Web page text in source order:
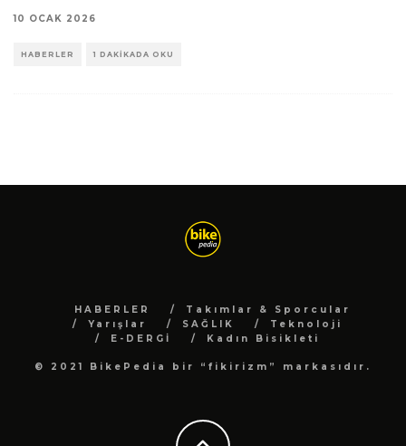
10 OCAK 2026
HABERLER 1 DAKIKADA OKU
HABERLER
Takımlar & Sporcular
Yarışlar
SAĞLIK
Teknoloji
E-DERGİ
Kadın Bisikleti
© 2021 BikePedia bir “fikirizm” markasıdır.